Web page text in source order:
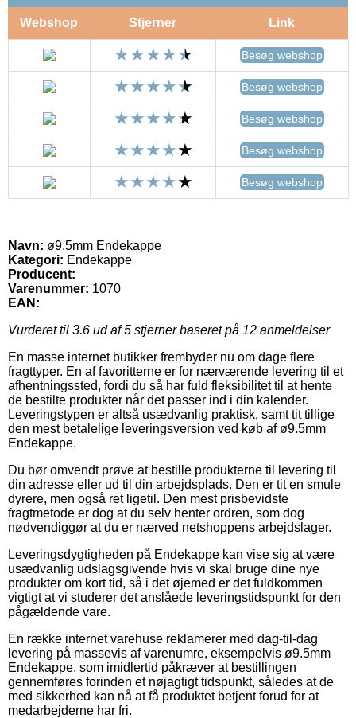
Webshop Stjerner Link
Besøg webshop
Besøg webshop
Besøg webshop
Besøg webshop
Besøg webshop
Navn: ø9.5mm Endekappe
Kategori: Endekappe
Producent:
Varenummer: 1070
EAN:
Vurderet til 3.6 ud af 5 stjerner baseret på 12 anmeldelser
En masse internet butikker frembyder nu om dage flere
fragttyper. En af favoritterne er for nærværende levering til et
afhentningssted, fordi du så har fuld fleksibilitet til at hente
de bestilte produkter når det passer ind i din kalender.
Leveringstypen er altså usædvanlig praktisk, samt tit tillige
den mest betalelige leveringsversion ved køb af ø9.5mm
Endekappe.
Du bør omvendt prøve at bestille produkterne til levering til
din adresse eller ud til din arbejdsplads. Den er tit en smule
dyrere, men også ret ligetil. Den mest prisbevidste
fragtmetode er dog at du selv henter ordren, som dog
nødvendiggør at du er nærved netshoppens arbejdslager.
Leveringsdygtigheden på Endekappe kan vise sig at være
usædvanlig udslagsgivende hvis vi skal bruge dine nye
produkter om kort tid, så i det øjemed er det fuldkommen
vigtigt at vi studerer det anslåede leveringstidspunkt for den
pågældende vare.
En række internet varehuse reklamerer med dag-til-dag
levering på massevis af varenumre, eksempelvis ø9.5mm
Endekappe, som imidlertid påkræver at bestillingen
gennemføres forinden et nøjagtigt tidspunkt, således at de
med sikkerhed kan nå at få produktet betjent forud for at
medarbejderne har fri.